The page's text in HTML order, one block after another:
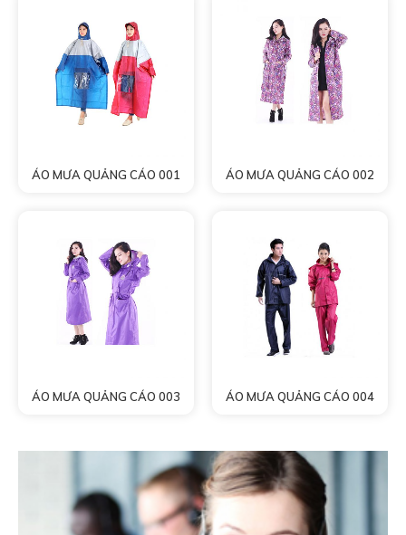
ÁO MƯA QUẢNG CÁO 001 ÁO MƯA QUẢNG CÁO 002
ÁO MƯA QUẢNG CÁO 003 ÁO MƯA QUẢNG CÁO 004